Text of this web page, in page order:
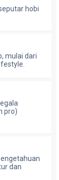
hobi
mulai dari
pro)
dan